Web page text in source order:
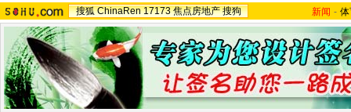
搜狐 ChinaRen 17173 焦点房地产 搜狗 新闻 -